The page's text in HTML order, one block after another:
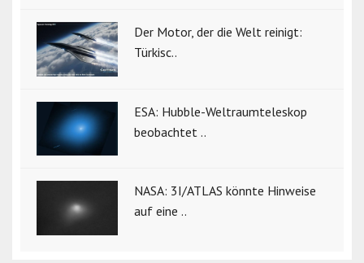
Der Motor, der die Welt reinigt:
Türkisc..
ESA: Hubble-Weltraumteleskop
beobachtet ..
NASA: 3I/ATLAS könnte Hinweise
auf eine ..